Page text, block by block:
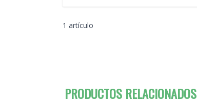
1 artículo
PRODUCTOS RELACIONADOS